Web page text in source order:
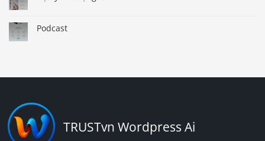
Podcast
TRUSTvn Wordpress Ai